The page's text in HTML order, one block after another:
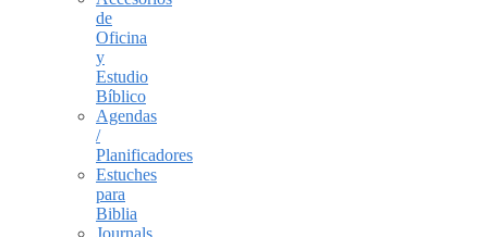
de
Oficina
y
Estudio
Bíblico
Agendas
/
Planificadores
Estuches
para
Biblia
Journals